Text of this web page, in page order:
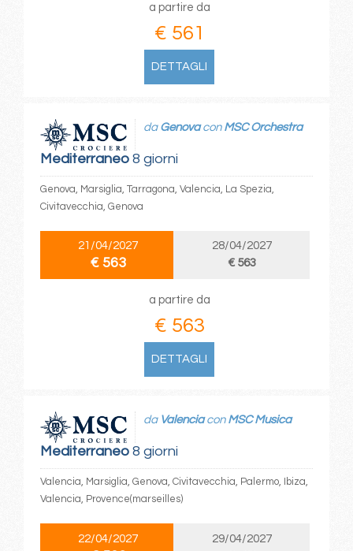
a partire da
€ 561
DETTAGLI
Mediterraneo8 giorni
da Genovacon MSC Orchestra
Genova, Marsiglia, Tarragona, Valencia, La Spezia,
Civitavecchia, Genova
21/04/2027
€ 563
28/04/2027
€ 563
a partire da
€ 563
DETTAGLI
Mediterraneo8 giorni
da Valenciacon MSC Musica
Valencia, Marsiglia, Genova, Civitavecchia, Palermo, Ibiza,
Valencia, Provence(marseilles)
22/04/2027
29/04/2027